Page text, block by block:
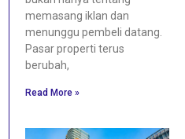
memasang iklan dan
menunggu pembeli datang.
Pasar properti terus
berubah,
Read More »